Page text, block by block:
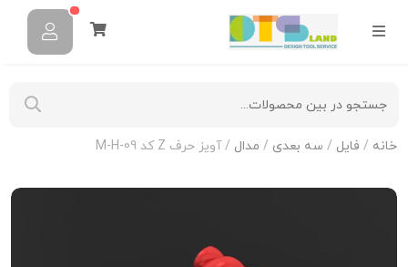
خانه / فایل / سه بعدی / مدال / آویز حرف Z کد M-H-09